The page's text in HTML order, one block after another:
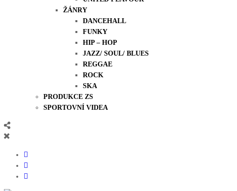
ŽÁNRY
DANCEHALL
FUNKY
HIP – HOP
JAZZ/ SOUL/ BLUES
REGGAE
ROCK
SKA
PRODUKCE ZS
SPORTOVNÍ VIDEA